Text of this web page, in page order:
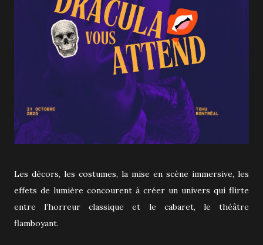
Les décors, les costumes, la mise en scène immersive, les
effets de lumière concourent à créer un univers qui flirte
entre l’horreur classique et le cabaret, le théâtre
flamboyant.